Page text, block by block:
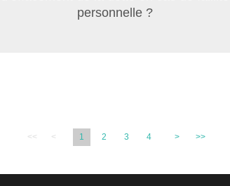
personnelle ?
<< < 1 2 3 4 > >>